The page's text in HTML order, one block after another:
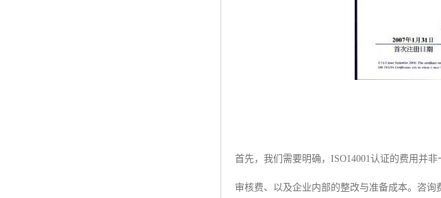
首先，我们需要明确，ISO14001认证的费用并
审核费、以及企业内部的整改与准备成本。咨